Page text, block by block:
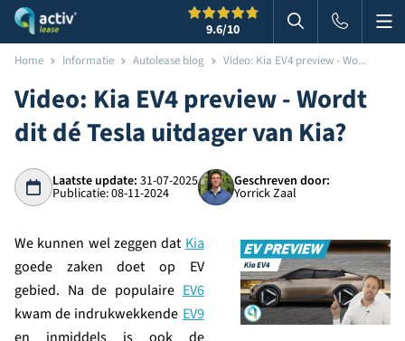
9.6/10 Zoeken in
Home Informatie Autolease blog Video: Kia EV4 preview - Wo...
Video: Kia EV4 preview - Wordt
dit dé Tesla uitdager van Kia?
Laatste update: 31-07-2025
Publicatie: 08-11-2024
Geschreven door:
Yorrick Zaal
We kunnen wel zeggen dat Kia
goede zaken doet op EV
gebied. Na de populaire EV6
kwam de indrukwekkende EV9